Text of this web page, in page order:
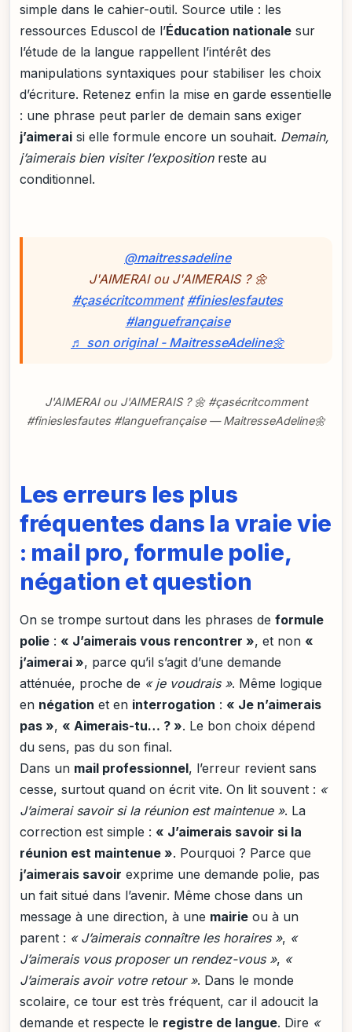
simple dans le cahier-outil. Source utile : les
ressources Eduscol de l’Éducation nationale sur
l’étude de la langue rappellent l’intérêt des
manipulations syntaxiques pour stabiliser les choix
d’écriture. Retenez enfin la mise en garde essentielle
: une phrase peut parler de demain sans exiger
j’aimerai si elle formule encore un souhait. Demain,
j’aimerais bien visiter l’expositionreste au
conditionnel.
@maitressadeline
J'AIMERAI ou J'AIMERAIS ? 🌼
#çasécritcomment #finieslesfautes
#languefrançaise
♬ son original - MaitresseAdeline🌼
J'AIMERAI ou J'AIMERAIS ? 🌼 #çasécritcomment
#finieslesfautes #languefrançaise — MaitresseAdeline🌼
Les erreurs les plus
fréquentes dans la vraie vie
: mail pro, formule polie,
négation et question
On se trompe surtout dans les phrases de formule
polie : « J’aimerais vous rencontrer », et non «
j’aimerai », parce qu’il s’agit d’une demande
atténuée, proche de « je voudrais ». Même logique
en négation et en interrogation : « Je n’aimerais
pas », « Aimerais-tu… ? ». Le bon choix dépend
du sens, pas du son final.
Dans un mail professionnel, l’erreur revient sans
cesse, surtout quand on écrit vite. On lit souvent : «
J’aimerai savoir si la réunion est maintenue ». La
correction est simple : « J’aimerais savoir si la
réunion est maintenue ». Pourquoi ? Parce que
j’aimerais savoir exprime une demande polie, pas
un fait situé dans l’avenir. Même chose dans un
message à une direction, à une mairie ou à un
parent : « J’aimerais connaître les horaires », «
J’aimerais vous proposer un rendez-vous », «
J’aimerais avoir votre retour ». Dans le monde
scolaire, ce tour est très fréquent, car il adoucit la
demande et respecte le registre de langue. Dire «